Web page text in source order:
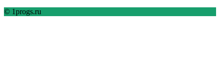
© 1progs.ru